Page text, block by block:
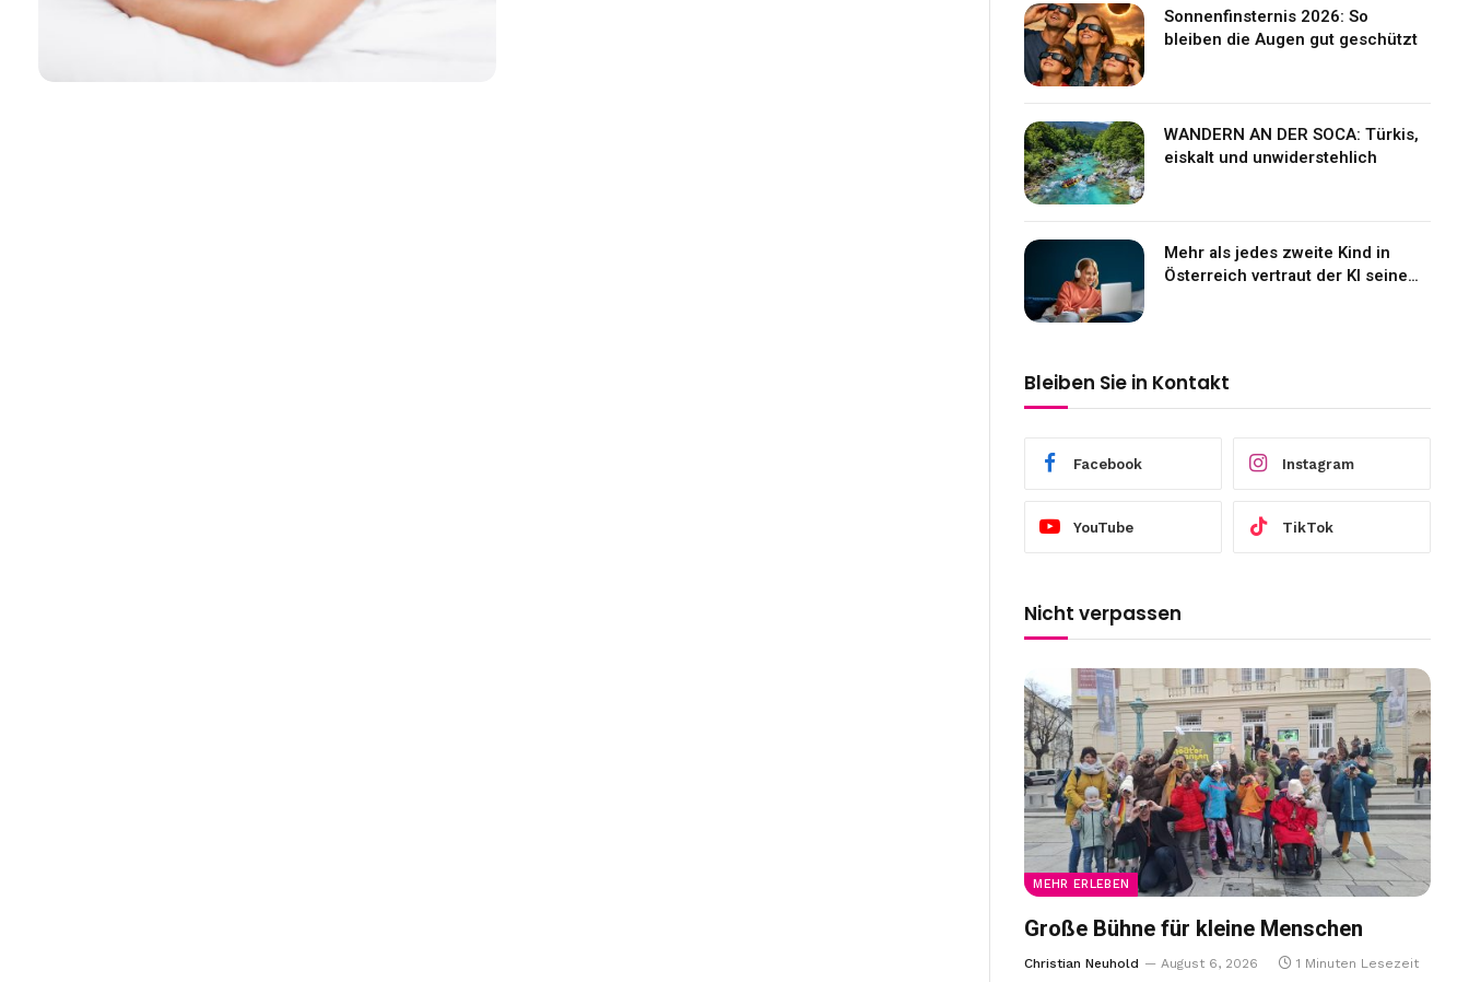
Sonnenfinsternis 2026: So
bleiben die Augen gut geschützt
WANDERN AN DER SOCA: Türkis,
eiskalt und unwiderstehlich
Mehr als jedes zweite Kind in
Österreich vertraut der KI seine
Bleiben Sie in Kontakt
Facebook Instagram
YouTube TikTok
Nicht verpassen
MEHR ERLEBEN
Große Bühne für kleine Menschen
Christian Neuhold August 6, 2026 1 Minuten Lesezeit